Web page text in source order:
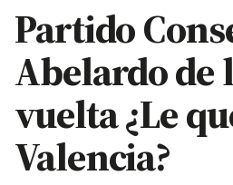
Partido
Abelardo de
vuelta ¿Le
Valencia?